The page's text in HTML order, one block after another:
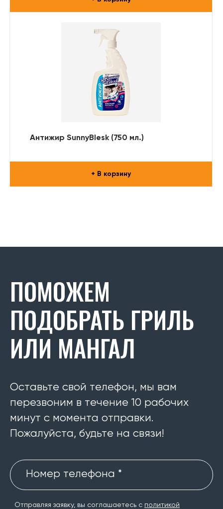
Антижир SunnyBlesk (750 мл.)
+ В корзину
ПОМОЖЕМ
ПОДОБРАТЬ ГРИЛЬ
ИЛИ МАНГАЛ
Оставьте свой телефон, мы вам
перезвоним в течение 10 рабочих
минут с момента отправки.
Пожалуйста, будьте на связи!
Номер телефона *
Отправляя заявку, вы соглашаетесь с политикой